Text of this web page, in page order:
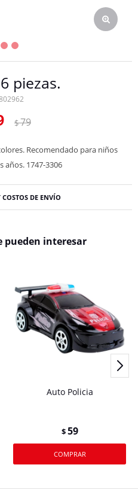
piezas.
$79
Recomendado para niños
años. 1747-3306
COSTOS DE ENVÍO
pueden interesar
Auto Policia
$59